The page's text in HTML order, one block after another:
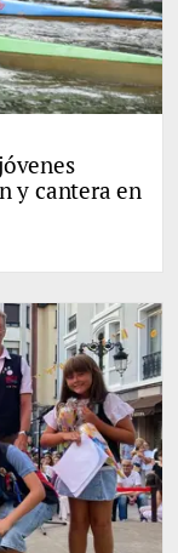
y cantera en